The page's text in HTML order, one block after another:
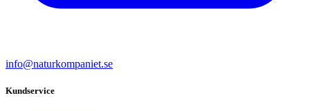
info@naturkompaniet.se
Kundservice